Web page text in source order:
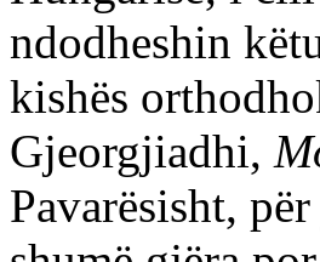
ndodheshin
kishës
Gjeorgjiadhi,
Pavarësisht,